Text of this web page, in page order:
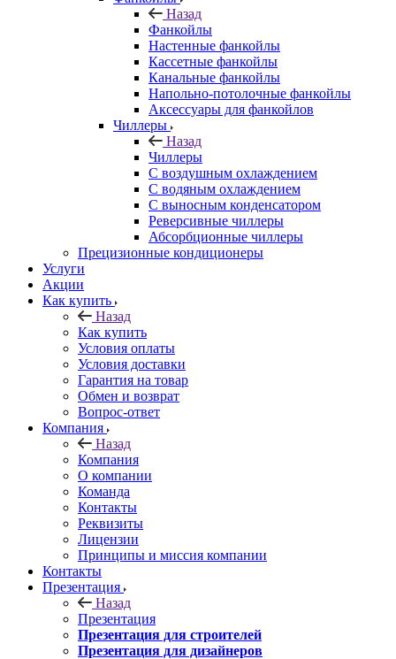
Назад
Фанкойлы
Настенные фанкойлы
Кассетные фанкойлы
Канальные фанкойлы
Напольно-потолочные фанкойлы
Аксессуары для фанкойлов
Чиллеры
Назад
Чиллеры
С воздушным охлаждением
С водяным охлаждением
С выносным конденсатором
Реверсивные чиллеры
Абсорбционные чиллеры
Прецизионные кондиционеры
Услуги
Акции
Как купить
Назад
Как купить
Условия оплаты
Условия доставки
Гарантия на товар
Обмен и возврат
Вопрос-ответ
Компания
Назад
Компания
О компании
Команда
Контакты
Реквизиты
Лицензии
Принципы и миссия компании
Контакты
Презентация
Назад
Презентация
Презентация для строителей
Презентация для дизайнеров